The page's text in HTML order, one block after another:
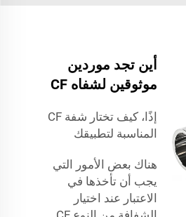
أين تجد موردين
موثوقين لشفاه CF
إذًا، كيف تختار شفة CF
المناسبة لتطبيقك
هناك بعض الأمور التي
يجب أن تأخذها في
الاعتبار عند اختيار